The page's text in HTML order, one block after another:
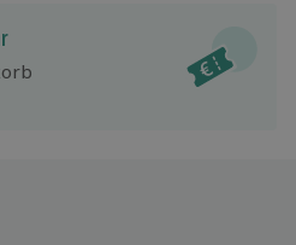
einlösbar.